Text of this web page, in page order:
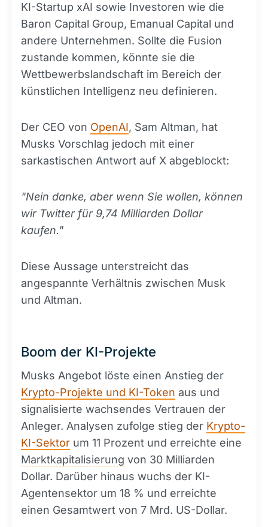
KI-Startup xAI sowie Investoren wie die
Baron Capital Group, Emanual Capital und
andere Unternehmen. Sollte die Fusion
zustande kommen, könnte sie die
Wettbewerbslandschaft im Bereich der
künstlichen Intelligenz neu definieren.
Der CEO von OpenAI, Sam Altman, hat
Musks Vorschlag jedoch mit einer
sarkastischen Antwort auf X abgeblockt:
"Nein danke, aber wenn Sie wollen, können
wir Twitter für 9,74 Milliarden Dollar
kaufen."
Diese Aussage unterstreicht das
angespannte Verhältnis zwischen Musk
und Altman.
Boom der KI-Projekte
Musks Angebot löste einen Anstieg der
Krypto-Projekte und KI-Token aus und
signalisierte wachsendes Vertrauen der
Anleger. Analysen zufolge stieg der Krypto-
KI-Sektor um 11 Prozent und erreichte eine
Marktkapitalisierung von 30 Milliarden
Dollar. Darüber hinaus wuchs der KI-
Agentensektor um 18 % und erreichte
einen Gesamtwert von 7 Mrd. US-Dollar.